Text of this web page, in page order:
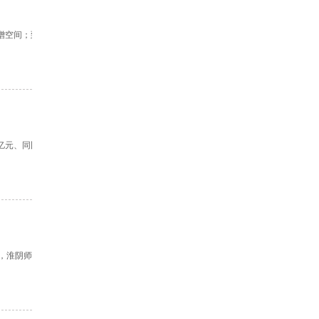
间；到
、同比
淮阴师